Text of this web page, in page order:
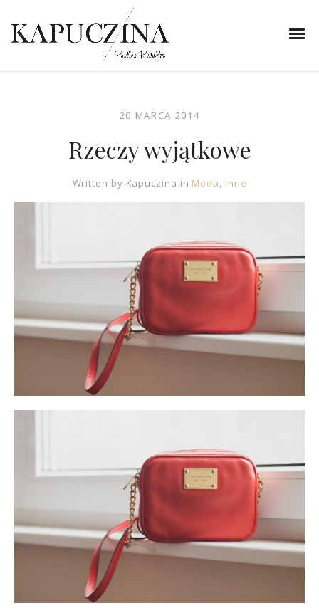
20 MARCA 2014
Rzeczy wyjątkowe
Written by Kapuczina in Moda, Inne